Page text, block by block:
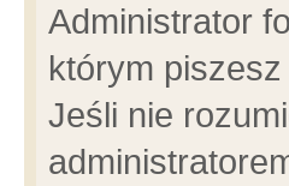
Administrator
którym
Jeśli nie